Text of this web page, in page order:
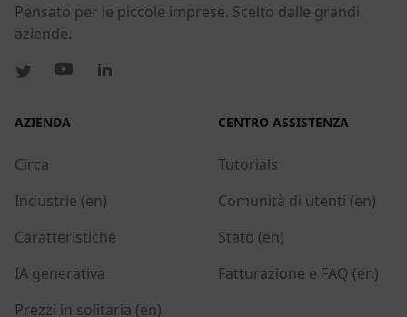
Pensato per le piccole imprese. Scelto dalle grandi
aziende.
AZIENDA
Circa
Industrie (en)
Caratteristiche
IA generativa
Prezzi in solitaria (en)
CENTRO ASSISTENZA
Tutorials
Comunità di utenti (en)
Stato (en)
Fatturazione e FAQ (en)